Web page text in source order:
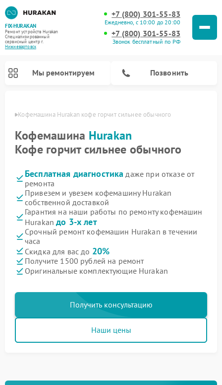
FIX-HURAKAN
Ремонт устройств Hurakan
Специализированный
cервисный центр г.
Нижневартовск
+7 (800) 301-55-83
Ежедневно, с 10:00 до 20:00
+7 (800) 301-55-83
Звонок бесплатный по РФ
Мы ремонтируем Позвонить
Кофемашина Hurakan кофе горчит сильнее обычного
Кофемашина Hurakan
Кофе горчит сильнее обычного
Бесплатная диагностика даже при отказе от
ремонта
Привезем и увезем кофемашину Hurakan
собственной доставкой
Гарантия на наши работы по ремонту кофемашин
Hurakanдо 3-х лет
Срочный ремонт кофемашин Hurakan в течении
часа
Скидка для вас до 20%
Получите 1500 рублей на ремонт
Оригинальные комплектующие Hurakan
Получить консультацию
Наши цены